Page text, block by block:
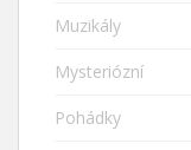
Muzikály
Mysteriózní
Pohádky